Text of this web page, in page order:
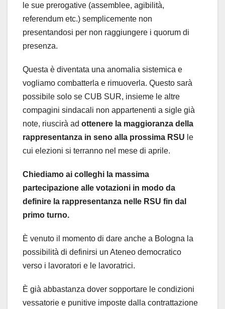
le sue prerogative (assemblee, agibilità,
referendum etc.) semplicemente non
presentandosi per non raggiungere i quorum di
presenza.
Questa è diventata una anomalia sistemica e
vogliamo combatterla e rimuoverla. Questo sarà
possibile solo se CUB SUR, insieme le altre
compagini sindacali non appartenenti a sigle già
note, riuscirà ad ottenere la maggioranza della
rappresentanza in seno alla prossima RSU le
cui elezioni si terranno nel mese di aprile.
Chiediamo ai colleghi la massima
partecipazione alle votazioni in modo da
definire la rappresentanza nelle RSU fin dal
primo turno.
È venuto il momento di dare anche a Bologna la
possibilità di definirsi un Ateneo democratico
verso i lavoratori e le lavoratrici.
È già abbastanza dover sopportare le condizioni
vessatorie e punitive imposte dalla contrattazione